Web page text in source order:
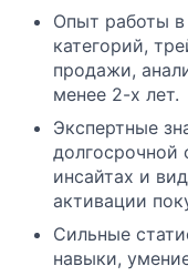
Опыт работы
категорий,
продажи,
менее 2-х лет.
Экспертные
долгосрочной
инсайтах и
активации
Сильные
навыки,